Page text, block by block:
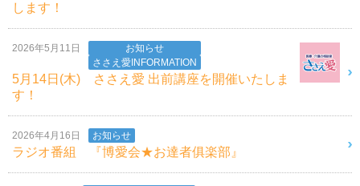
します！
2026年5月11日
お知らせ
ささえ愛INFORMATION
5月14日(木) ささえ愛 出前講座を開催いたしま
す！
2026年4月16日 お知らせ
ラジオ番組 『博愛会★お達者俱楽部』